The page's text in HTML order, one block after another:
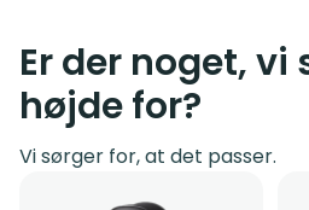
Er der noget, vi
højde for?
Vi sørger for, at det passer.